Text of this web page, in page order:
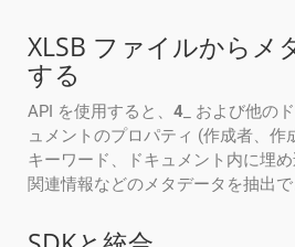
XLSB ファイルからメ
する
API を使用すると、 4 _ および他の
ュメントのプロパティ (作成者、作
キーワード、ドキュメント内に埋
関連情報などのメタデータを抽出で